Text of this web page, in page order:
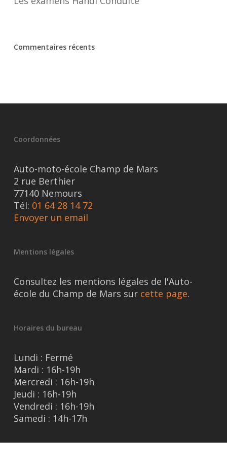
Commentaires récents
Coordonnées
Auto-moto-école Champ de Mars
2 rue Berthier
77140 Nemours
Tél: 01 64 28 14 72
Envoyer un email
Mentions légales
Consultez les mentions légales de l'Auto-
école du Champ de Mars sur cette page.
Horaires du bureau
Lundi : Fermé
Mardi : 16h-19h
Mercredi : 16h-19h
Jeudi : 16h-19h
Vendredi : 16h-19h
Samedi : 14h-17h